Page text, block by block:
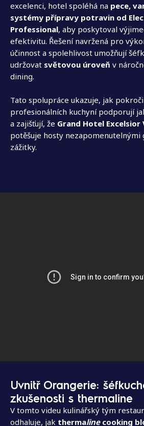
excelenci, hotel spoléhá na pece,
systémy přípravy potravin od
Professional, aby poskytoval
efektivitu. Řešení navržená pro
účinnost a spolehlivost umožňují
udržovat světovou úroveň v
dining.
Tato spolupráce ukazuje, jak
profesionálních kuchyní podporují
a zajišťují, že Grand Hotel
potěšuje hosty nezapomenutelnými
zážitky.
Uvnitř Orangerie:
zkušenosti s thermaline
V tomto videu kulinářský tým
odhaluje, jak thermalinecooking